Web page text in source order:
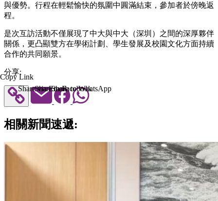
與優勢。行程在輕鬆愉快的氛圍中圓滿結束，參加者於傍晚返
程。
是次互訪活動不僅展現了中大與中大（深圳）之間的深厚夥伴
關係，更凸顯雙方在學術計劃、學生發展及校園文化方面持續
合作的共同願景。
分享:
Copy Link
Share via Email
Share to Facebook
Share to WhatsApp
相關新聞速遞: